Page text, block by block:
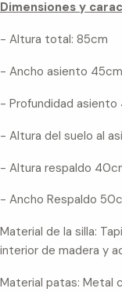
Dimensiones y
- Altura total: 85cm
- Ancho asiento 45cm
- Profundidad asiento
- Altura del suelo al
- Altura respaldo
- Ancho Respaldo
Material de la silla:
interior de madera y
Material patas: Metal